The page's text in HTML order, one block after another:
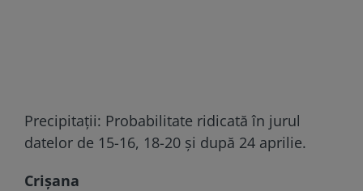
Precipitații: Probabilitate ridicată în jurul
datelor de 15-16, 18-20 și după 24 aprilie.
Crișana